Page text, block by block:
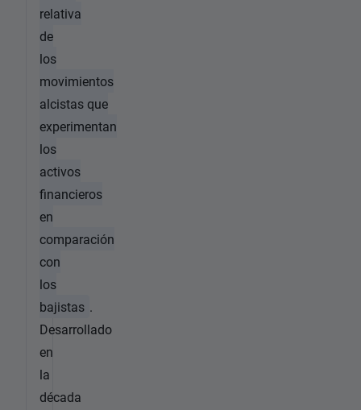
relativa
de
los
movimientos
alcistas que
experimentan
los
activos
financieros
en
comparación
con
los
bajistas .
Desarrollado
en
la
década